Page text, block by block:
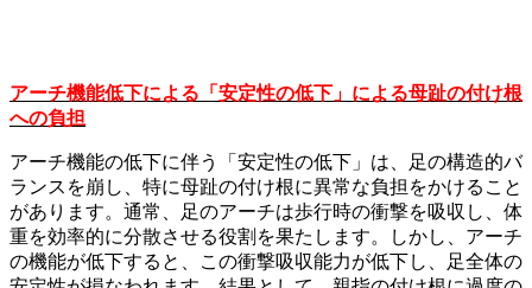
アーチ機能低下による「安定性の低下」による母趾の付け根
への負担
アーチ機能の低下に伴う「安定性の低下」は、足の構造的バ
ランスを崩し、特に母趾の付け根に異常な負担をかけること
があります。通常、足のアーチは歩行時の衝撃を吸収し、体
重を効率的に分散させる役割を果たします。しかし、アーチ
の機能が低下すると、この衝撃吸収能力が低下し、足全体の